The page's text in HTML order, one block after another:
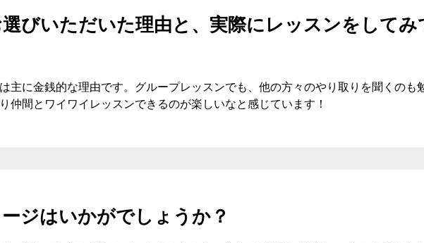
びいただいた理由と、実際にレッスンをして
主に金銭的な理由です。グループレッスンでも、他の方々のやり取りを聞くのも
仲間とワイワイレッスンできるのが楽しいなと感じています！
ジはいかがでしょうか？